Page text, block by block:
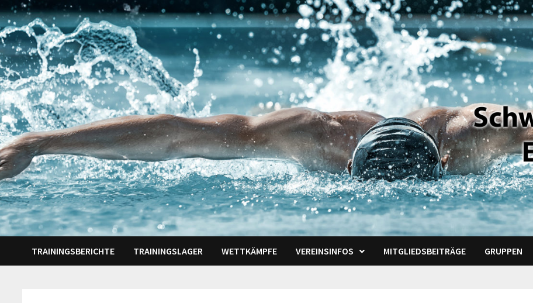
Zum
Inhalt
springen
TRAININGSBERICHTE TRAININGSLAGER WETTKÄMPFE VEREINSINFOS MITGLIEDSBEITRÄGE GRUPPEN